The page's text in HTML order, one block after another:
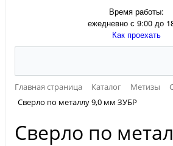
Время работы:
ежедневно с 9:00 до
Как проехать
Главная страница Каталог Метизы
Сверло по металлу 9,0 мм ЗУБР
Сверло по